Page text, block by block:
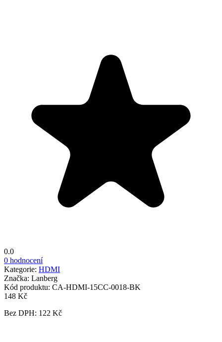
0.0
0 hodnocení
Kategorie: HDMI
Značka: Lanberg
Kód produktu: CA-HDMI-15CC-0018-BK
148 Kč
Bez DPH: 122 Kč